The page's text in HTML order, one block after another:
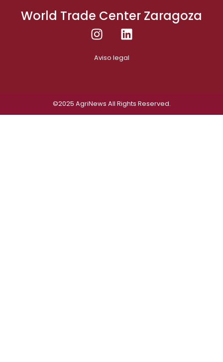
World Trade Center Zaragoza
Aviso legal
©2025 AgriNews All Rights Reserved.